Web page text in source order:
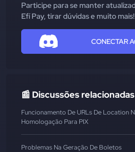
Participe para se manter
Efí Pay, tirar dúvidas e muito
CONECTAR
📰 Discussões relacionadas
Funcionamento De URLs De Location
Homologação Para PIX
Problemas Na Geração De Boletos